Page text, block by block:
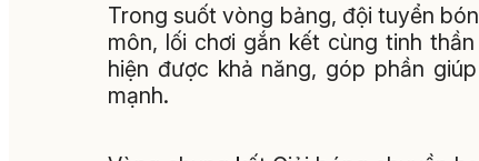
Trong suốt vòng bảng, đội tuyển
môn, lối chơi gắn kết cùng tinh
hiện được khả năng, góp phần
mạnh.